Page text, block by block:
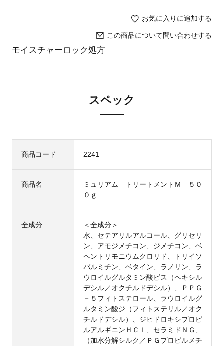
お気に入りに追加する
この商品について問い合わせする
モイスチャーロック処方
スペック
商品コード 2241
商品名
ミュリアム トリートメントＭ ５０
０ｇ
全成分
＜全成分＞
水、セテアリルアルコール、グリセリ
ン、アモジメチコン、ジメチコン、ベ
ヘントリモニウムクロリド、トリイソ
パルミチン、ベタイン、ラノリン、ラ
ウロイルグルタミン酸ビス（ヘキシル
デシル／オクチルドデシル）、ＰＰＧ
－５フィトステロール、ラウロイルグ
ルタミン酸ジ（フィトステリル／オク
チルドデシル）、ジヒドロキシプロピ
ルアルギニンＨＣｌ、セラミドＮＧ、
（加水分解シルク／ＰＧプロピルメチ